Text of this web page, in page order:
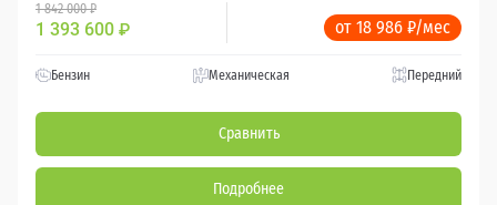
1 842 000 ₽
1 393 600 ₽ от 18 986 ₽/мес
Бензин Механическая Передний
Сравнить
Подробнее